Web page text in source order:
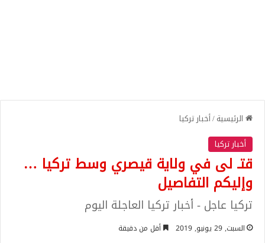
الرئيسية/أخبار تركيا
أخبار تركيا
قتـ لى في ولاية قيصري وسط تركيا …
وإليكم التفاصيل
تركيا عاجل - أخبار تركيا العاجلة اليوم
السبت, 29 يونيو, 2019 أقل من دقيقة